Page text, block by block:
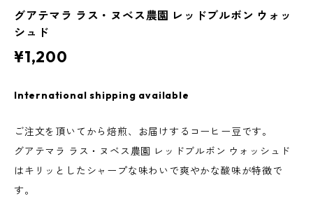
グアテマラ ラス・ヌベス農園 レッドブルボン ウォッ
シュド
¥1,200
International shipping available
ご注文を頂いてから焙煎、お届けするコーヒー豆です。
グアテマラ ラス・ヌベス農園 レッドブルボン ウォッシュド
はキリッとしたシャープな味わいで爽やかな酸味が特徴で
す。